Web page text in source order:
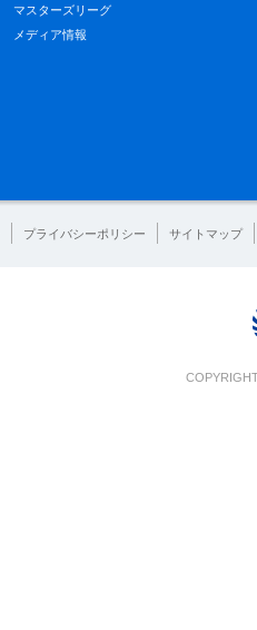
マスターズリーグ
メディア情報
プライバシーポリシー サイトマップ